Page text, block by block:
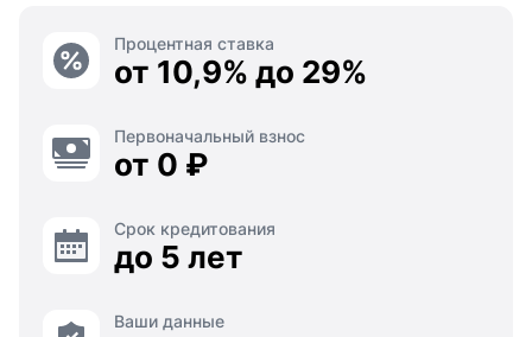
Процентная ставка
от 10,9% до 29%
Первоначальный взнос
от 0 ₽
Срок кредитования
до 5 лет
Ваши данные